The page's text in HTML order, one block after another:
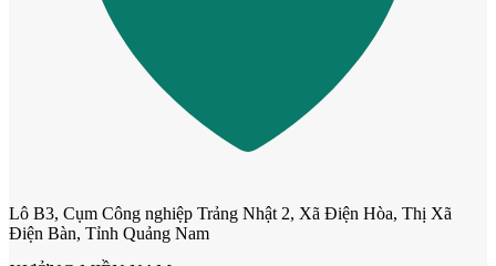
Lô B3, Cụm Công nghiệp Trảng Nhật 2, Xã Điện Hòa, Thị Xã
Điện Bàn, Tỉnh Quảng Nam